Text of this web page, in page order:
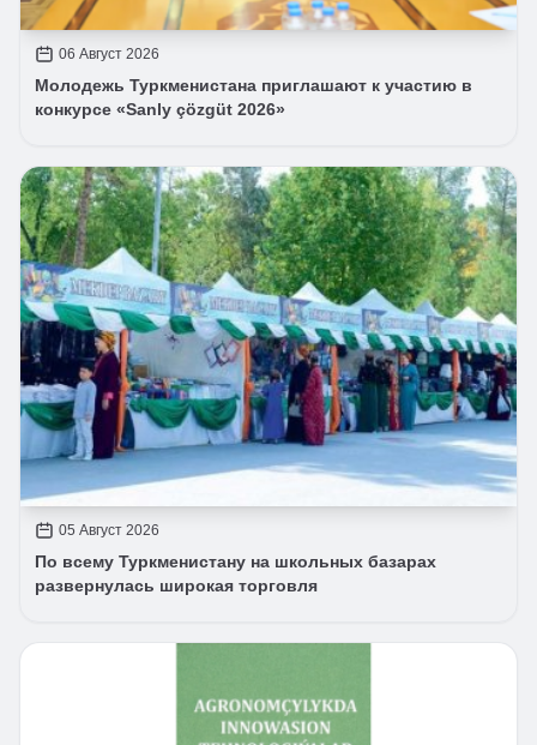
06 Август 2026
Молодежь Туркменистана приглашают к участию в
конкурсе «Sanly çözgüt 2026»
05 Август 2026
По всему Туркменистану на школьных базарах
развернулась широкая торговля